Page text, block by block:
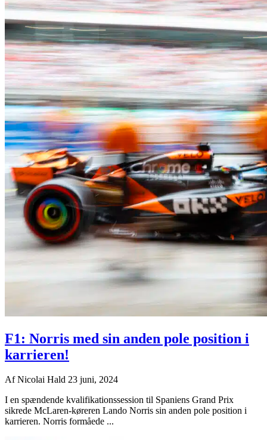
F1: Norris med sin anden pole position i
karrieren!
AfNicolai Hald 23 juni, 2024
I en spændende kvalifikationssession til Spaniens Grand Prix
sikrede McLaren-køreren Lando Norris sin anden pole position i
karrieren. Norris formåede ...